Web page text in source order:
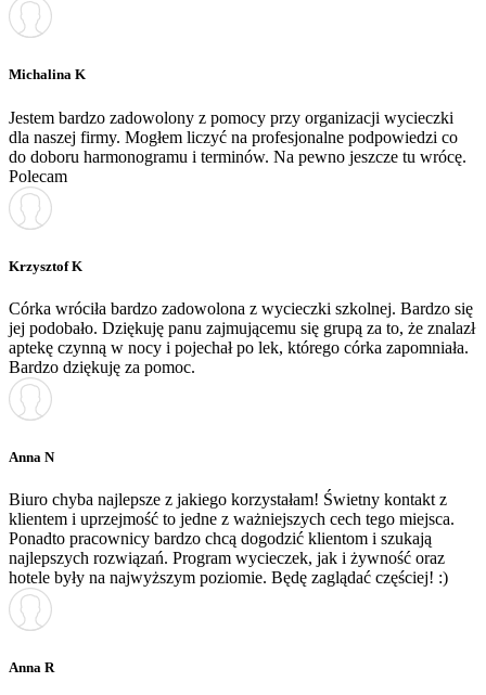
Michalina K
Jestem bardzo zadowolony z pomocy przy organizacji wycieczki
dla naszej firmy. Mogłem liczyć na profesjonalne podpowiedzi co
do doboru harmonogramu i terminów. Na pewno jeszcze tu wrócę.
Polecam
Krzysztof K
Córka wróciła bardzo zadowolona z wycieczki szkolnej. Bardzo się
jej podobało. Dziękuję panu zajmującemu się grupą za to, że znalazł
aptekę czynną w nocy i pojechał po lek, którego córka zapomniała.
Bardzo dziękuję za pomoc.
Anna N
Biuro chyba najlepsze z jakiego korzystałam! Świetny kontakt z
klientem i uprzejmość to jedne z ważniejszych cech tego miejsca.
Ponadto pracownicy bardzo chcą dogodzić klientom i szukają
najlepszych rozwiązań. Program wycieczek, jak i żywność oraz
hotele były na najwyższym poziomie. Będę zaglądać częściej! :)
Anna R